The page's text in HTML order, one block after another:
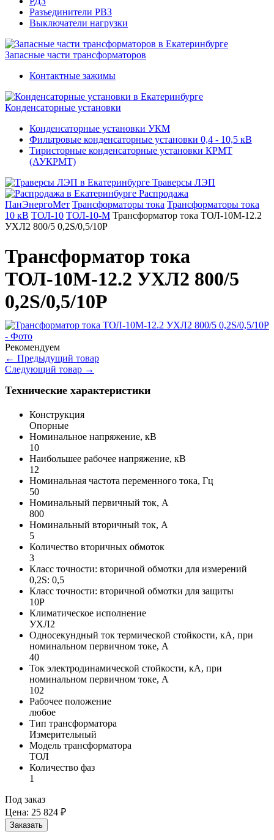
Разъединители РВЗ
Выключатели нагрузки
Запасные части трансформаторов
Контактные зажимы
Конденсаторные установки
Конденсаторные установки УКМ
Фильтровые конденсаторные установки 0,4 - 10,5 кВ
Тиристорные конденсаторные установки КРМТ
(АУКРМТ)
Траверсы ЛЭП
Распродажа
ПанЭнергоМет Трансформаторы тока Трансформаторы тока
10 кВ ТОЛ-10 ТОЛ-10-М Трансформатор тока ТОЛ-10М-12.2
УХЛ2 800/5 0,2S/0,5/10Р
Трансформатор тока
ТОЛ-10М-12.2 УХЛ2 800/5
0,2S/0,5/10Р
Рекомендуем
← Предыдущий товар
Следующий товар →
Технические характеристики
Конструкция
Опорные
Номинальное напряжение, кВ
10
Наибольшее рабочее напряжение, кВ
12
Номинальная частота переменного тока, Гц
50
Номинальный первичный ток, А
800
Номинальный вторичный ток, А
5
Количество вторичных обмоток
3
Класс точности: вторичной обмотки для измерений
0,2S: 0,5
Класс точности: вторичной обмотки для защиты
10P
Климатическое исполнение
УХЛ2
Односекундный ток термической стойкости, кА, при
номинальном первичном токе, А
40
Ток электродинамической стойкости, кА, при
номинальном первичном токе, А
102
Рабочее положение
любое
Тип трансформатора
Измерительный
Модель трансформатора
ТОЛ
Количество фаз
1
Под заказ
Цена: 25 824 ₽